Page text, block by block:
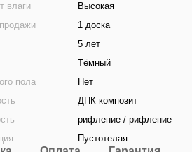
влаги
Высокая
1 доска
5 лет
Тёмный
пола
Нет
ДПК композит
рифление / рифление
Пустотелая